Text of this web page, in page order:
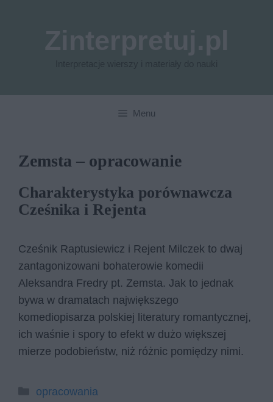
Menu
Zemsta – opracowanie
Charakterystyka porównawcza
Cześnika i Rejenta
Cześnik Raptusiewicz i Rejent Milczek to dwaj
zantagonizowani bohaterowie komedii
Aleksandra Fredry pt. Zemsta. Jak to jednak
bywa w dramatach największego
komediopisarza polskiej literatury romantycznej,
ich waśnie i spory to efekt w dużo większej
mierze podobieństw, niż różnic pomiędzy nimi.
Kategorie
opracowania